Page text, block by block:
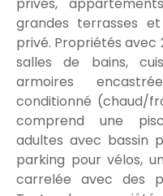
privés,
grandes terrasses
privé. Propriétés avec
salles de bains,
armoires
conditionné (chaud/
comprend une
adultes avec bassin
parking pour vélos,
carrelée avec des